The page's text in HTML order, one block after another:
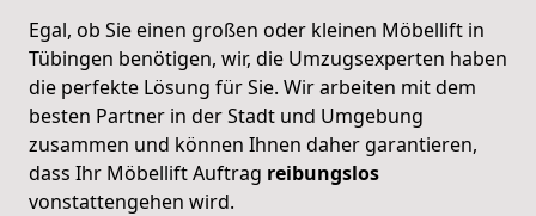
Egal, ob Sie einen großen oder kleinen Möbellift in
Tübingen benötigen, wir, die Umzugsexperten haben
die perfekte Lösung für Sie. Wir arbeiten mit dem
besten Partner in der Stadt und Umgebung
zusammen und können Ihnen daher garantieren,
dass Ihr Möbellift Auftrag reibungslos
vonstattengehen wird.